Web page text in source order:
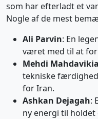
som har efterladt et
Nogle af de mest
Ali Parvin: En
været med til at
Mehdi Mahdavikia
tekniske
for Iran.
Ashkan Dejagah:
ny energi til